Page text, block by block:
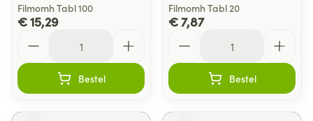
Filmomh Tabl 100
€ 15,29
Bestel
Filmomh Tabl 20
€ 7,87
Bestel